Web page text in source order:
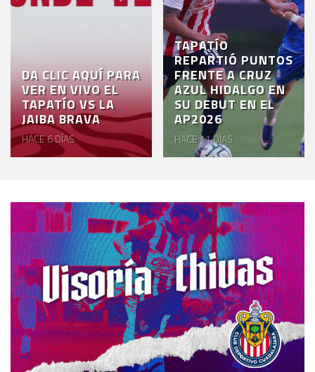
DA CLIC AQUÍ PARA
VER EN VIVO EL
TAPATÍO VS LA
JAIBA BRAVA
HACE 6 DÍAS
TAPATÍO
REPARTIÓ PUNTOS
FRENTE A CRUZ
AZUL HIDALGO EN
SU DEBUT EN EL
AP2026
HACE 11 DÍAS